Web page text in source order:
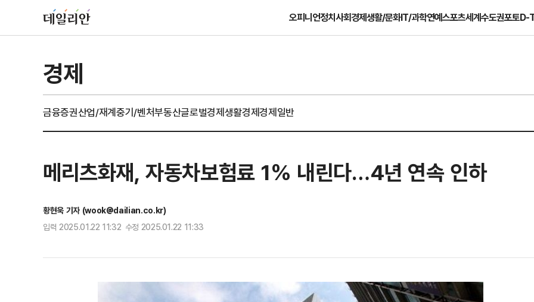
오피니언정치사회경제생활/문화IT/과학연예스포츠세계수도권포토D-
경제
금융증권산업/재계중기/벤처부동산글로벌경제생활경제경제일반
메리츠화재, 자동차보험료 1% 내린다…4년 연속 인하
황현욱 기자 (wook@dailian.co.kr)
입력 2025.01.22 11:32 수정 2025.01.22 11:33